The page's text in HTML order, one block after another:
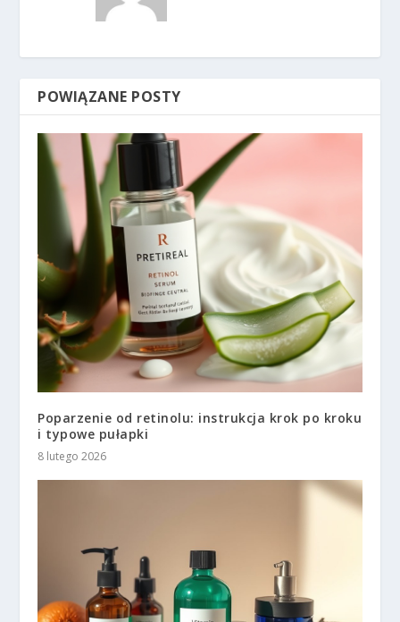
POWIĄZANE POSTY
Poparzenie od retinolu: instrukcja krok po kroku
i typowe pułapki
8 lutego 2026